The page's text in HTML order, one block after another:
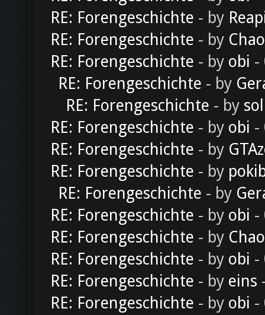
RE: Forengeschichte - by
RE: Forengeschichte - by
RE: Forengeschichte - by obi -
RE: Forengeschichte - by
RE: Forengeschichte - by
RE: Forengeschichte - by obi -
RE: Forengeschichte - by
RE: Forengeschichte - by
RE: Forengeschichte - by
RE: Forengeschichte - by obi -
RE: Forengeschichte - by
RE: Forengeschichte - by obi -
RE: Forengeschichte - by eins
RE: Forengeschichte - by obi -